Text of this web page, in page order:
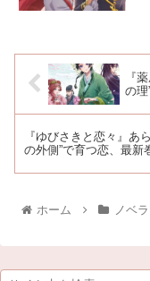
『
の
『ゆびさきと恋々』あ
の外側”で育つ恋、最新
ホーム ノベ